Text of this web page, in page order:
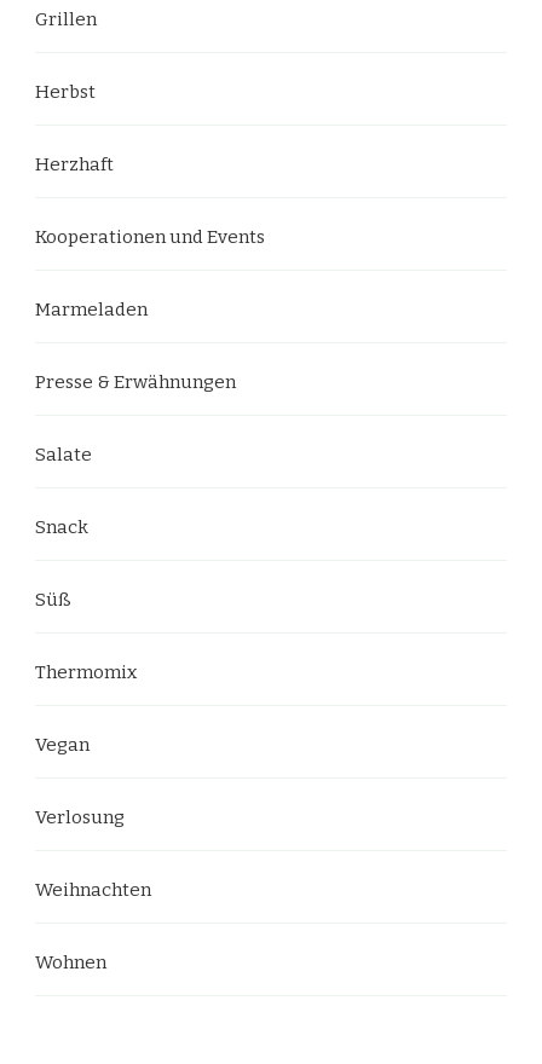
Grillen
Herbst
Herzhaft
Kooperationen und Events
Marmeladen
Presse & Erwähnungen
Salate
Snack
Süß
Thermomix
Vegan
Verlosung
Weihnachten
Wohnen